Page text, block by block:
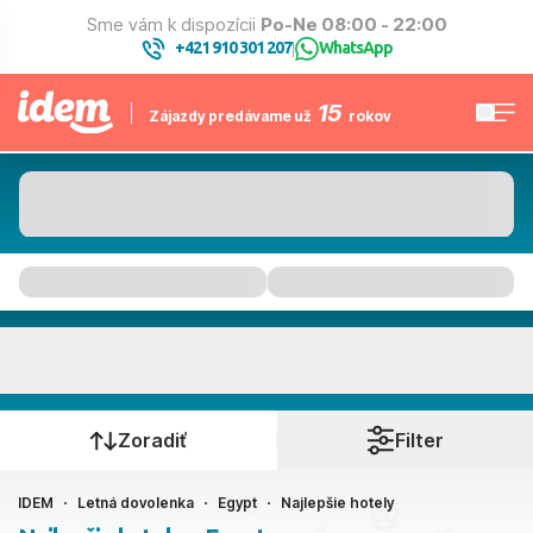
Sme vám k dispozícii Po-Ne 08:00 - 22:00
+421 910 301 207| WhatsApp
Zájazdy predávame už 15 rokov
Kedy cestujete?
Ako cestujete?
Zoradiť Filter
IDEM Letná dovolenka Egypt Najlepšie hotely